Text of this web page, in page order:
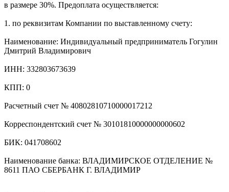
в размере 30%. Предоплата осуществляется:
1. по реквизитам Компании по выставленному счету:
Наименование: Индивидуальный предприниматель Гогулин
Дмитрий Владимирович
ИНН: 332803673639
КПП: 0
Расчетный счет № 40802810710000017212
Корреспондентский счет № 30101810000000000602
БИК: 041708602
Наименование банка: ВЛАДИМИРСКОЕ ОТДЕЛЕНИЕ №
8611 ПАО СБЕРБАНК Г. ВЛАДИМИР